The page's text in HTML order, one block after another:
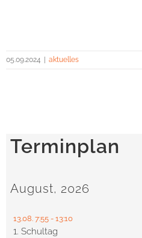
05.09.2024 aktuelles
Terminplan
August, 2026
13.08. 7:55 - 13:10
1. Schultag